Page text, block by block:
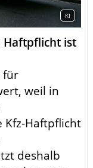
KI
Haftpflicht ist
für
weil in
Kfz-Haftpflicht
deshalb